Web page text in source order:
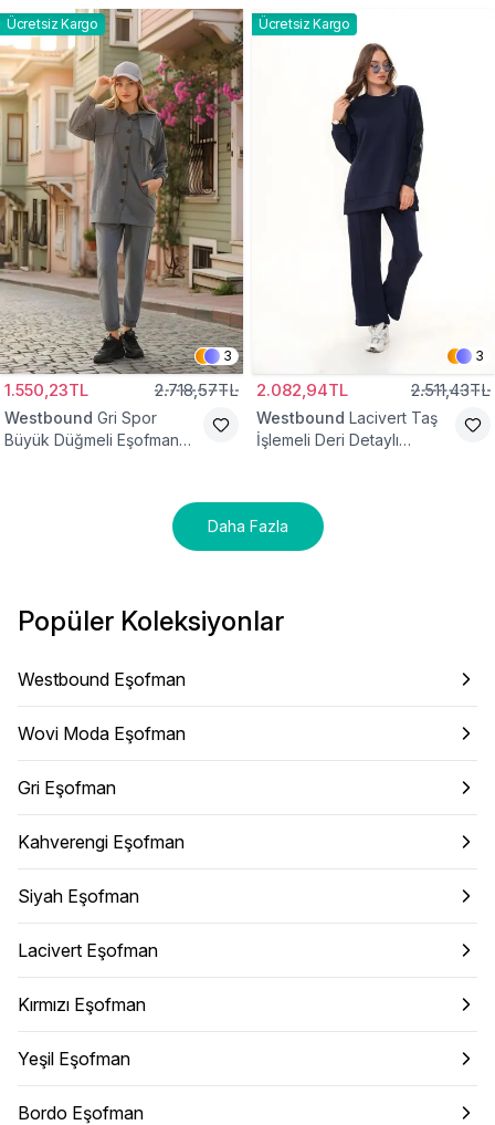
Ücretsiz Kargo
3
1.550,23TL 2.718,57TL
Westbound Gri Spor
Büyük Düğmeli Eşofman
Ücretsiz Kargo
3
2.082,94TL 2.511,43TL
Westbound Lacivert Taş
İşlemeli Deri Detaylı
Daha Fazla
Popüler Koleksiyonlar
Westbound Eşofman
Wovi Moda Eşofman
Gri Eşofman
Kahverengi Eşofman
Siyah Eşofman
Lacivert Eşofman
Kırmızı Eşofman
Yeşil Eşofman
Bordo Eşofman